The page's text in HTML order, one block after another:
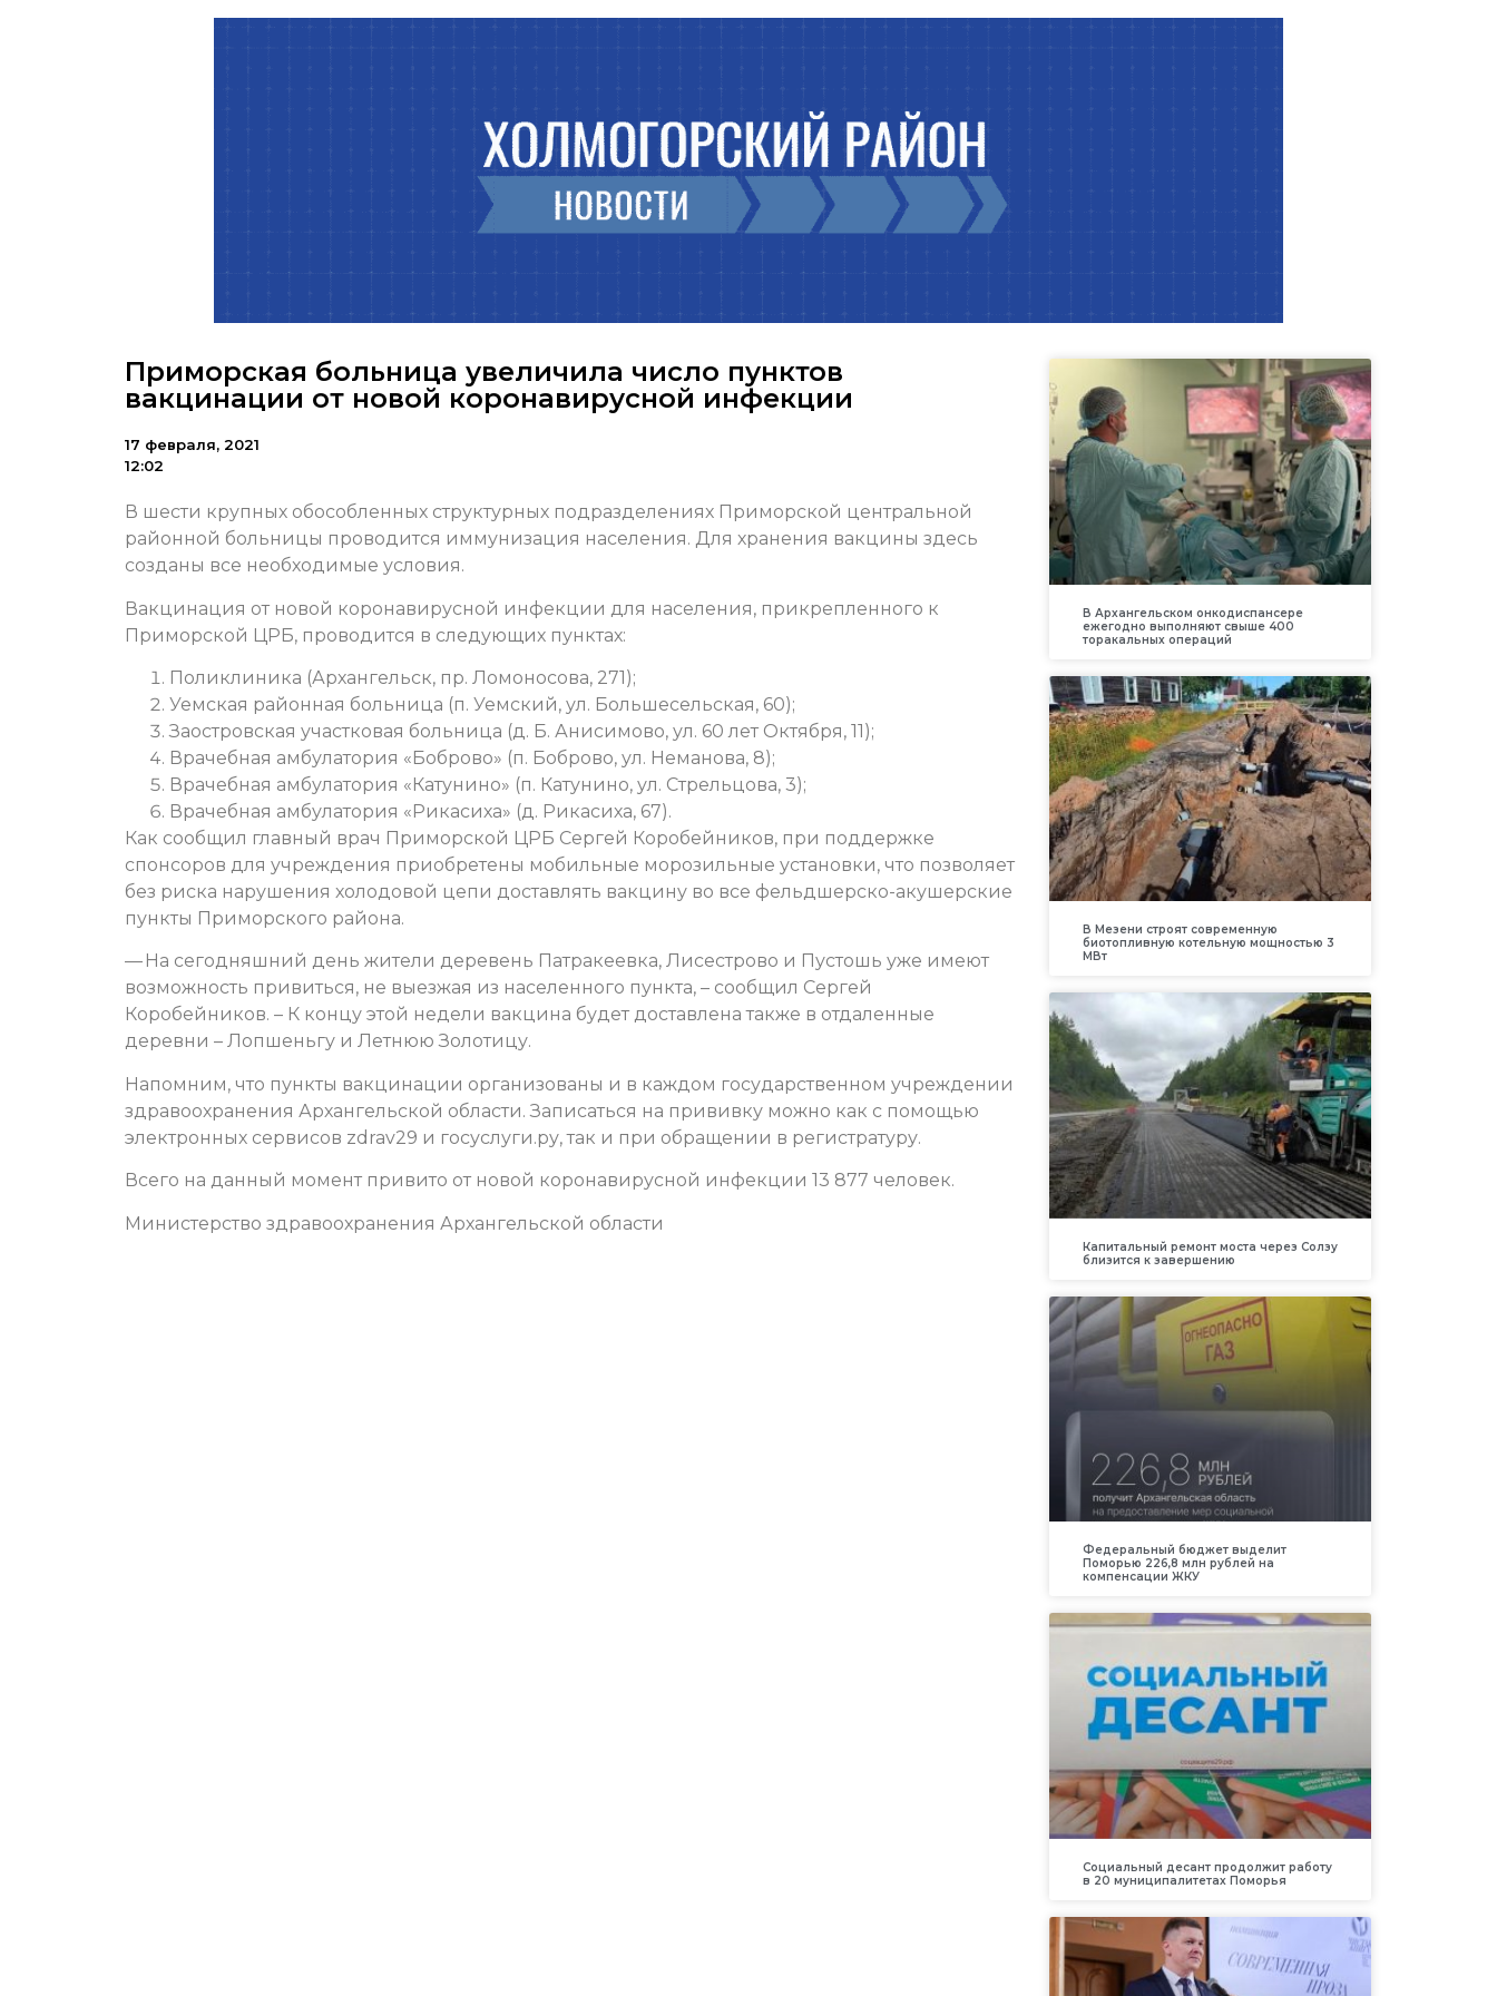
Приморская больница увеличила число пунктов
вакцинации от новой коронавирусной инфекции
17 февраля, 2021
12:02
В шести крупных обособленных структурных подразделениях Приморской центральной
районной больницы проводится иммунизация населения. Для хранения вакцины здесь
созданы все необходимые условия.
Вакцинация от новой коронавирусной инфекции для населения, прикрепленного к
Приморской ЦРБ, проводится в следующих пунктах:
Поликлиника (Архангельск, пр. Ломоносова, 271);
Уемская районная больница (п. Уемский, ул. Большесельская, 60);
Заостровская участковая больница (д. Б. Анисимово, ул. 60 лет Октября, 11);
Врачебная амбулатория «Боброво» (п. Боброво, ул. Неманова, 8);
Врачебная амбулатория «Катунино» (п. Катунино, ул. Стрельцова, 3);
Врачебная амбулатория «Рикасиха» (д. Рикасиха, 67).
Как сообщил главный врач Приморской ЦРБ Сергей Коробейников, при поддержке
спонсоров для учреждения приобретены мобильные морозильные установки, что позволяет
без риска нарушения холодовой цепи доставлять вакцину во все фельдшерско-акушерские
пункты Приморского района.
— На сегодняшний день жители деревень Патракеевка, Лисестрово и Пустошь уже имеют
возможность привиться, не выезжая из населенного пункта, – сообщил Сергей
Коробейников. – К концу этой недели вакцина будет доставлена также в отдаленные
деревни – Лопшеньгу и Летнюю Золотицу.
Напомним, что пункты вакцинации организованы и в каждом государственном учреждении
здравоохранения Архангельской области. Записаться на прививку можно как с помощью
электронных сервисов zdrav29 и госуслуги.ру, так и при обращении в регистратуру.
Всего на данный момент привито от новой коронавирусной инфекции 13 877 человек.
Министерство здравоохранения Архангельской области
В Архангельском онкодиспансере
ежегодно выполняют свыше 400
торакальных операций
В Мезени строят современную
биотопливную котельную мощностью 3
МВт
Капитальный ремонт моста через Солзу
близится к завершению
Федеральный бюджет выделит
Поморью 226,8 млн рублей на
компенсации ЖКУ
Социальный десант продолжит работу
в 20 муниципалитетах Поморья